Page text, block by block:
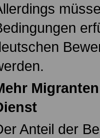
Anteil der